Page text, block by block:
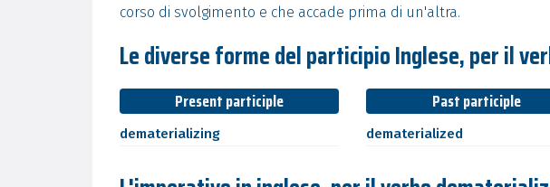
corso di svolgimento e che accade prima di un'altra.
Le diverse forme del participio Inglese, per il
Present participle
dematerializing
Past participle
dematerialized